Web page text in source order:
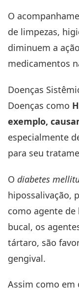
O
de limpezas,
diminuem a
medicamentos
Doenças
Doenças como
exemplo,
especialmente
para seu
O diabetes
hipossalivação,
como agente
bucal, os
tártaro, são
gengival.
Assim como em